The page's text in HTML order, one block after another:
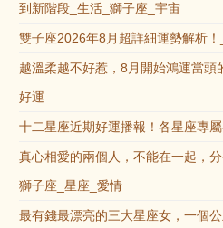
到新階段_生活_獅子座_宇宙
雙子座2026年8月超詳細運勢解析
越溫柔越不好惹，8月開始鴻運當頭
好運
十二星座近期好運播報！各星座專
真心相愛的兩個人，不能在一起，
獅子座_星座_愛情
最有錢最漂亮的三大星座女，一個